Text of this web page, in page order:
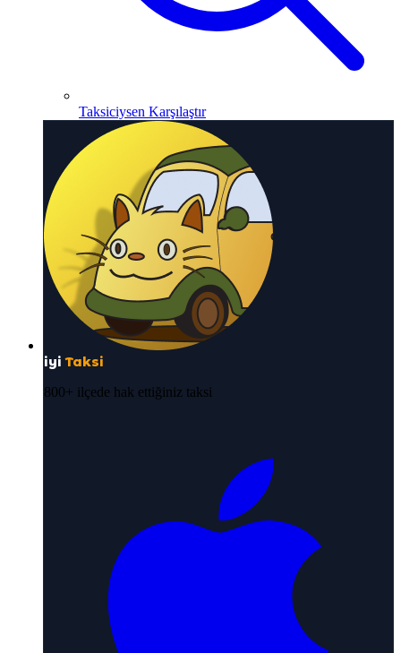
Taksiciysen Karşılaştır
iyi Taksi
800+ ilçede hak ettiğiniz taksi